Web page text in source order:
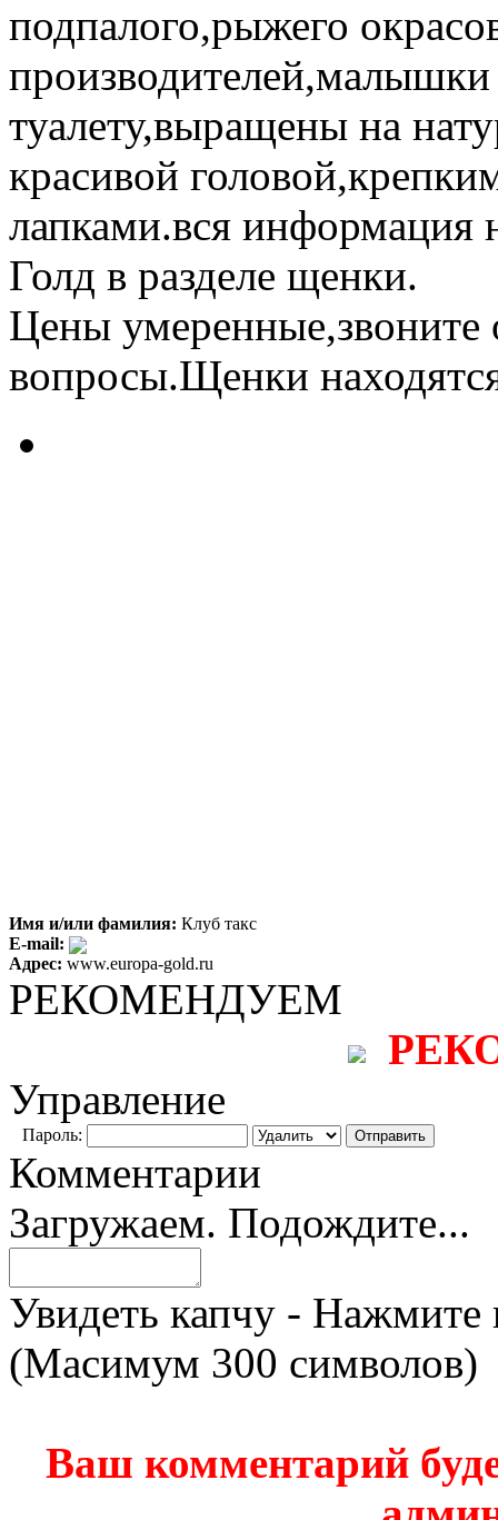
подпалого,рыжего
туалету,выращены на
красивой
лапками.вся информация
Голд в разделе щенки.
Цены умеренные,звоните
вопросы.Щенки
Имя и/или фамилия: Клуб такс
E-mail:
Адрес: www.europa-gold.ru
РЕКОМЕНДУЕМ
Управление
Пароль:
Комментарии
Загружаем. Подождите...
Увидеть капчу - Нажмите
(Масимум 300 символов)
Ваш комментарий